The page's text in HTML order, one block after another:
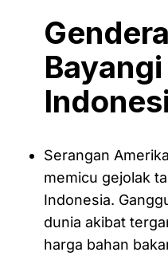
Serangan
memicu gejolak
Indonesia.
dunia akibat
harga bahan